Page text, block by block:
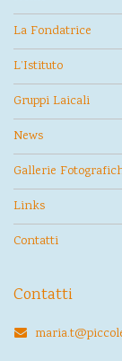
La Fondatrice
L’Istituto
Gruppi Laicali
News
Gallerie
Links
Contatti
Contatti